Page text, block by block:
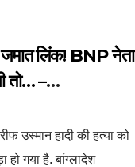
जमात लिंक! BNP नेता
तो… –
jamaat e
ntc
उस्मान हादी की हत्या को
हो गया है. बांग्लादेश